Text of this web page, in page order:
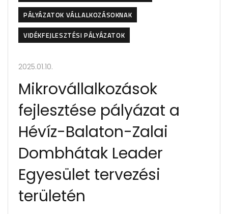
PÁLYÁZATOK VÁLLALKOZÁSOKNAK
VIDÉKFEJLESZTÉSI PÁLYÁZATOK
2025.01.10.
Mikrovállalkozások
fejlesztése pályázat a
Hévíz-Balaton-Zalai
Dombhátak Leader
Egyesület tervezési
területén